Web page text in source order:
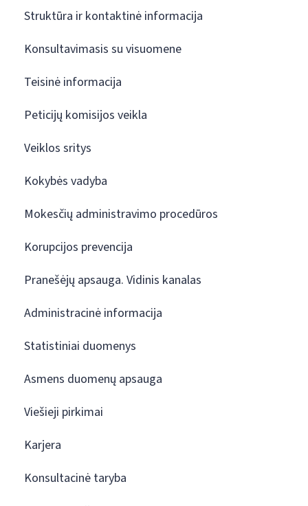
Struktūra ir kontaktinė informacija
Konsultavimasis su visuomene
Teisinė informacija
Peticijų komisijos veikla
Veiklos sritys
Kokybės vadyba
Mokesčių administravimo procedūros
Korupcijos prevencija
Pranešėjų apsauga. Vidinis kanalas
Administracinė informacija
Statistiniai duomenys
Asmens duomenų apsauga
Viešieji pirkimai
Karjera
Konsultacinė taryba